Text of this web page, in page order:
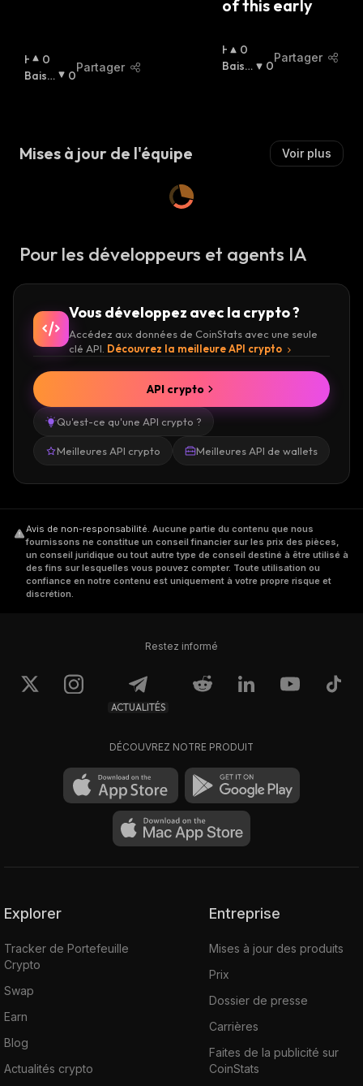
H
A
E
0
Baissi
0
Partager
of this early
H
A
0
Baissi
0
Partager
Mises à jour de l'équipe Voir plus
Pour les développeurs et agents IA
Vous développez avec la crypto ?
Accédez aux données de CoinStats avec une seule
clé API. Découvrez la meilleure API crypto
Qu'est-ce qu'une API crypto ?
Meilleures API crypto Meilleures API de wallets
API crypto
Avis de non-responsabilité. Aucune partie du contenu que nous
fournissons ne constitue un conseil financier sur les prix des pièces,
un conseil juridique ou tout autre type de conseil destiné à être utilisé à
des fins sur lesquelles vous pouvez compter. Toute utilisation ou
confiance en notre contenu est uniquement à votre propre risque et
discrétion.
Restez informé
ACTUALITÉS
DÉCOUVREZ NOTRE PRODUIT
Explorer
Tracker de Portefeuille
Crypto
Swap
Earn
Blog
Actualités crypto
Entreprise
Mises à jour des produits
Prix
Dossier de presse
Carrières
Faites de la publicité sur
CoinStats